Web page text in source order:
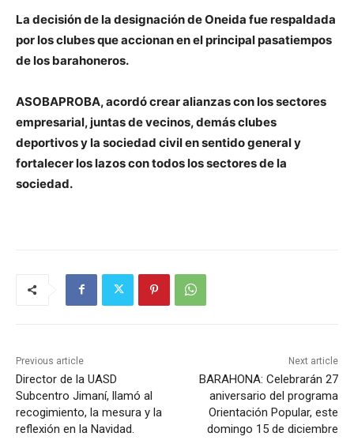
La decisión de la designación de Oneida fue respaldada
por los clubes que accionan en el principal pasatiempos
de los barahoneros.
ASOBAPROBA, acordó crear alianzas con los sectores
empresarial, juntas de vecinos, demás clubes
deportivos y la sociedad civil en sentido general y
fortalecer los lazos con todos los sectores de la
sociedad.
Previous article
Director de la UASD
Subcentro Jimaní, llamó al
recogimiento, la mesura y la
reflexión en la Navidad.
Next article
BARAHONA: Celebrarán 27
aniversario del programa
Orientación Popular, este
domingo 15 de diciembre